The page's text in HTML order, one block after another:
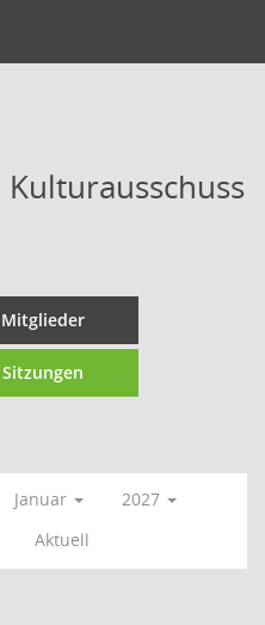
Mitglieder
Sitzungen
Januar
2027
Aktuell